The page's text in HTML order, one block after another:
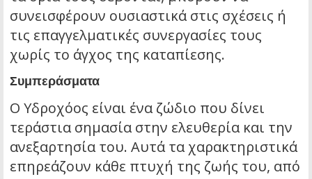
συνεισφέρουν ουσιαστικά στις σχέσεις ή
τις επαγγελματικές συνεργασίες τους
χωρίς το άγχος της καταπίεσης.
Συμπεράσματα
Ο Υδροχόος είναι ένα ζώδιο που δίνει
τεράστια σημασία στην ελευθερία και την
ανεξαρτησία του. Αυτά τα χαρακτηριστικά
επηρεάζουν κάθε πτυχή της ζωής του, από